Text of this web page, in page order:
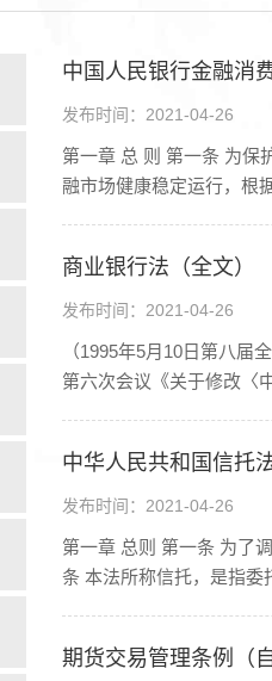
中国人民银行金融消
发布时间：2021-04-26
第一章 总 则 第一条 为保
融市场健康稳定运行，根
商业银行法（全文）
发布时间：2021-04-26
（1995年5月10日第八届
第六次会议《关于修改〈
中华人民共和国信托
发布时间：2021-04-26
第一章 总则 第一条 为了
条 本法所称信托，是指委
期货交易管理条例（